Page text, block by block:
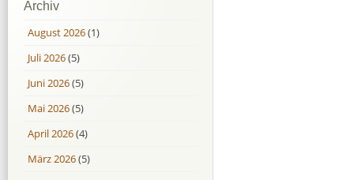
Archiv
August 2026(1)
Juli 2026(5)
Juni 2026(5)
Mai 2026(5)
April 2026(4)
März 2026(5)